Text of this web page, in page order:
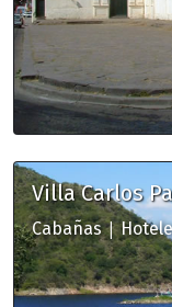
Villa Carlos
Cabañas|